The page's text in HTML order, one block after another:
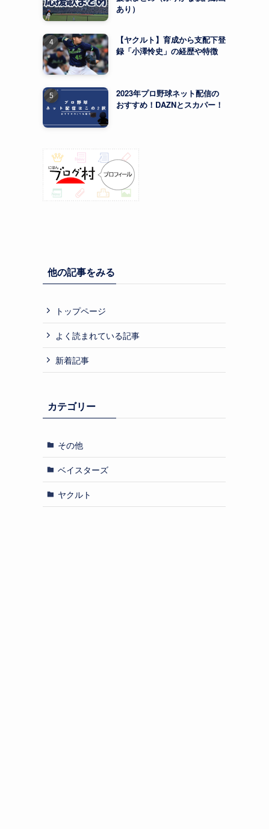
あり）
【ヤクルト】育成から支配下登
録「小澤怜史」の経歴や特徴
2023年プロ野球ネット配信の
おすすめ！DAZNとスカパー！
他の記事をみる
トップページ
よく読まれている記事
新着記事
カテゴリー
その他
ベイスターズ
ヤクルト